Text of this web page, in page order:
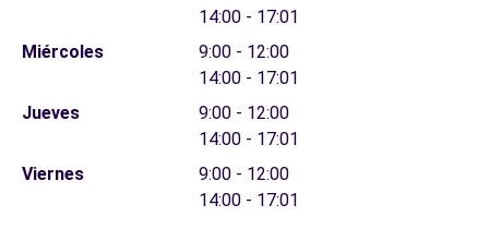
14:00 - 17:01
Miércoles
9:00 - 12:00
14:00 - 17:01
Jueves
9:00 - 12:00
14:00 - 17:01
Viernes
9:00 - 12:00
14:00 - 17:01